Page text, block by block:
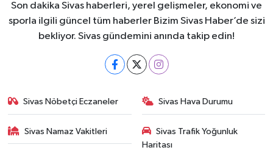
Son dakika Sivas haberleri, yerel gelişmeler, ekonomi ve
sporla ilgili güncel tüm haberler Bizim Sivas Haber’de sizi
bekliyor. Sivas gündemini anında takip edin!
Sivas Nöbetçi Eczaneler Sivas Hava Durumu
Sivas Namaz Vakitleri
Sivas Trafik Yoğunluk
Haritası